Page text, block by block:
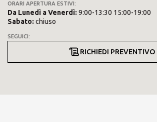
ORARI APERTURA ESTIVI:
Da Lunedì aVenerdì: 9:00-13:30 15:00-19:00
Sabato: chiuso
SEGUICI:
RICHIEDI PREVENTIVO